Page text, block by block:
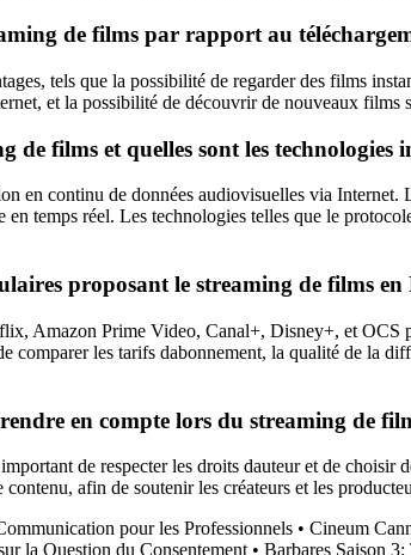
de films par rapport au
tels que la possibilité de regarder des films
et la possibilité de découvrir de nouveaux films
de films et quelles sont les technologies
en continu de données audiovisuelles via
temps réel. Les technologies telles que le
proposant le streaming de films
Amazon Prime Video, Canal+, Disney+, et
comparer les tarifs dabonnement, la qualité de la
en compte lors du streaming de
de respecter les droits dauteur et de
contenu, afin de soutenir les créateurs et les
pour les Professionnels • Cineum
la Question du Consentement • Barbares Saison